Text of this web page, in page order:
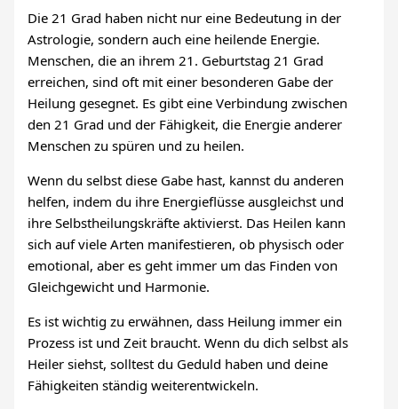
Die 21 Grad haben nicht nur eine Bedeutung in der
Astrologie, sondern auch eine heilende Energie.
Menschen, die an ihrem 21. Geburtstag 21 Grad
erreichen, sind oft mit einer besonderen Gabe der
Heilung gesegnet. Es gibt eine Verbindung zwischen
den 21 Grad und der Fähigkeit, die Energie anderer
Menschen zu spüren und zu heilen.
Wenn du selbst diese Gabe hast, kannst du anderen
helfen, indem du ihre Energieflüsse ausgleichst und
ihre Selbstheilungskräfte aktivierst. Das Heilen kann
sich auf viele Arten manifestieren, ob physisch oder
emotional, aber es geht immer um das Finden von
Gleichgewicht und Harmonie.
Es ist wichtig zu erwähnen, dass Heilung immer ein
Prozess ist und Zeit braucht. Wenn du dich selbst als
Heiler siehst, solltest du Geduld haben und deine
Fähigkeiten ständig weiterentwickeln.